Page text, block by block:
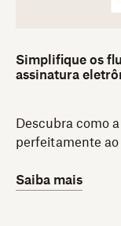
Simplifique os
assinatura
Descubra como
perfeitamente ao
Saiba mais